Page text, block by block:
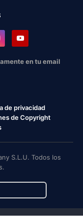
en tu email
de privacidad
de Copyright
S.L.U. Todos los